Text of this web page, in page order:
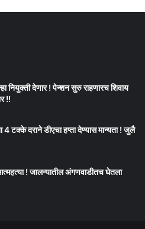
नियुक्ती देणार ! पेन्शन सुरु राहणारच शिवाय
!!
4 टक्के दराने डीएचा हप्ता देण्यास मान्यता ! जुलै
! जालन्यातील अंगणवाडीतच घेतला